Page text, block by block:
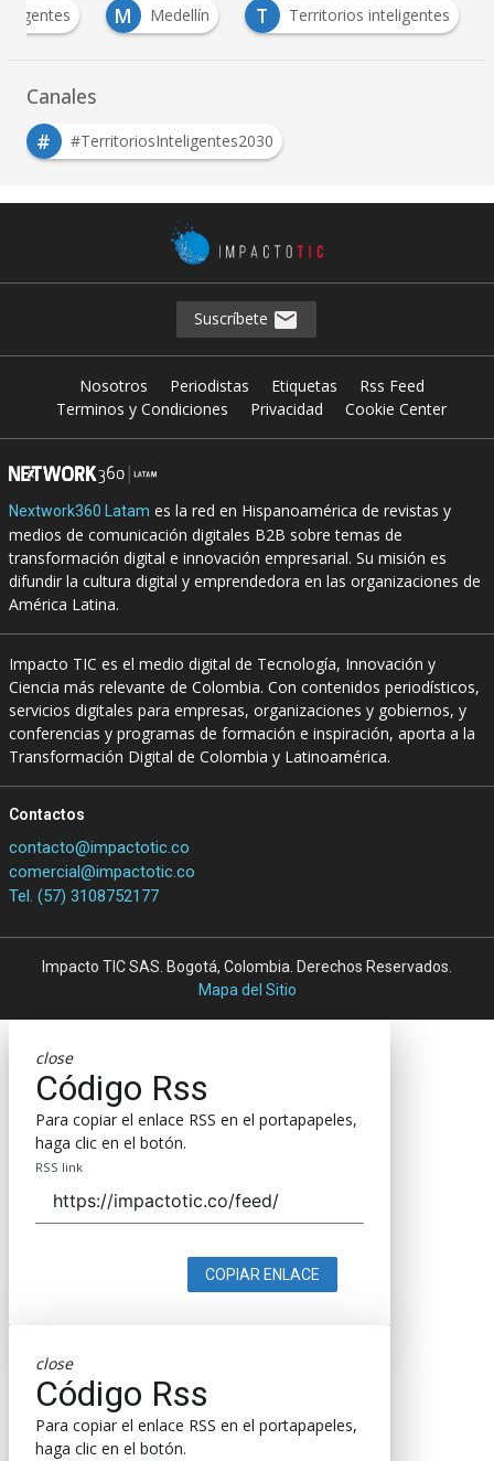
M Medellín T Territorios inteligentes
Canales
#
#TerritoriosInteligentes2030
Suscríbete
Nosotros Periodistas Etiquetas
Rss Feed
Terminos y Condiciones
Privacidad Cookie Center
Nextwork360 Latam es la red en Hispanoamérica de revistas y
medios de comunicación digitales B2B sobre temas de
transformación digital e innovación empresarial. Su misión es
difundir la cultura digital y emprendedora en las organizaciones de
América Latina.
Impacto TIC es el medio digital de Tecnología, Innovación y
Ciencia más relevante de Colombia. Con contenidos periodísticos,
servicios digitales para empresas, organizaciones y gobiernos, y
conferencias y programas de formación e inspiración, aporta a la
Transformación Digital de Colombia y Latinoamérica.
Contactos
contacto@impactotic.co
comercial@impactotic.co
Tel. (57) 3108752177
Impacto TIC SAS. Bogotá, Colombia. Derechos Reservados.
Mapa del Sitio
close
Código Rss
Para copiar el enlace RSS en el portapapeles,
haga clic en el botón.
RSS link
COPIAR ENLACE
close
Código Rss
Para copiar el enlace RSS en el portapapeles,
haga clic en el botón.